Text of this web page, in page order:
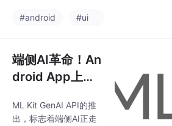
out的使用攻略 & 源码分析，希望你们会喜
#android #ui
端侧AI革命！An
droid App上可
大模型了！
ML Kit GenAI API的推
出，标志着端侧AI正走